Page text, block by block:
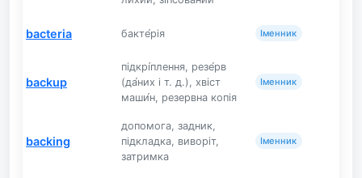
bacteria бакте́рія Іменник
backup
підкрі́плення, резе́рв
(да́них і т. д.), хвіст
маши́н, резервна копія
Іменник
backing
допомога, задник,
підкладка, виворіт,
затримка
Іменник